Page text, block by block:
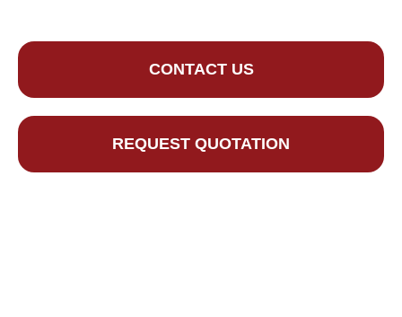
CONTACT US
REQUEST QUOTATION